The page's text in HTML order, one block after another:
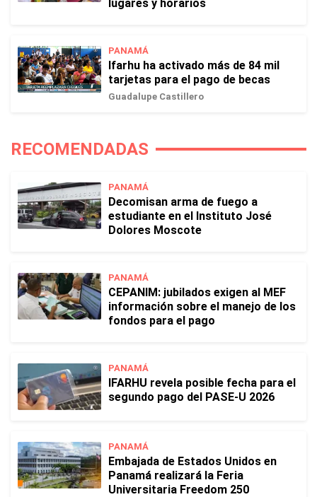
lugares y horarios
PANAMÁ
Ifarhu ha activado más de 84 mil
tarjetas para el pago de becas
Guadalupe Castillero
RECOMENDADAS
PANAMÁ
Decomisan arma de fuego a
estudiante en el Instituto José
Dolores Moscote
PANAMÁ
CEPANIM: jubilados exigen al MEF
información sobre el manejo de los
fondos para el pago
PANAMÁ
IFARHU revela posible fecha para el
segundo pago del PASE-U 2026
PANAMÁ
Embajada de Estados Unidos en
Panamá realizará la Feria
Universitaria Freedom 250